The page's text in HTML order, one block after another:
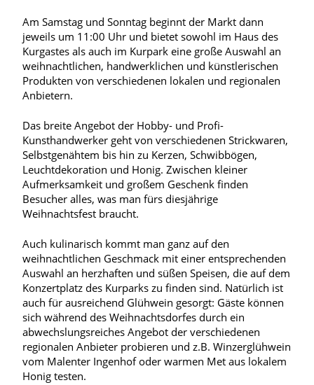
Am Samstag und Sonntag beginnt der Markt dann
jeweils um 11:00 Uhr und bietet sowohl im Haus des
Kurgastes als auch im Kurpark eine große Auswahl an
weihnachtlichen, handwerklichen und künstlerischen
Produkten von verschiedenen lokalen und regionalen
Anbietern.
Das breite Angebot der Hobby- und Profi-
Kunsthandwerker geht von verschiedenen Strickwaren,
Selbstgenähtem bis hin zu Kerzen, Schwibbögen,
Leuchtdekoration und Honig. Zwischen kleiner
Aufmerksamkeit und großem Geschenk finden
Besucher alles, was man fürs diesjährige
Weihnachtsfest braucht.
Auch kulinarisch kommt man ganz auf den
weihnachtlichen Geschmack mit einer entsprechenden
Auswahl an herzhaften und süßen Speisen, die auf dem
Konzertplatz des Kurparks zu finden sind. Natürlich ist
auch für ausreichend Glühwein gesorgt: Gäste können
sich während des Weihnachtsdorfes durch ein
abwechslungsreiches Angebot der verschiedenen
regionalen Anbieter probieren und z.B. Winzerglühwein
vom Malenter Ingenhof oder warmen Met aus lokalem
Honig testen.